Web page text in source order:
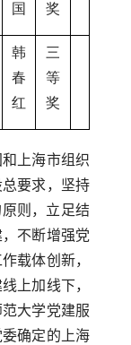
国
奖
韩
春
红
三
等
奖
上海市组织
要求，坚持
则，立足结
不断增强党
载体创新，
上加线下，
大学党建服
确定的上海